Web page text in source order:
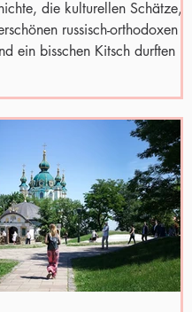
die kulturellen Schätze,
russisch-orthodoxen
ein bisschen Kitsch durften bei